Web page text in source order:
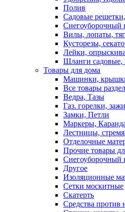
Полив
Садовые
Снегоуборочный
Вилы, лопаты,
Кусторезы,
Лейки,
Шланги садовые,
Товары для дома
Машинки,
Все товары
Ведра, Тазы
Газ. горелки,
Замки, Петли
Маркеры,
Лестницы,
Отделочные
Прочие товары
Снегоуборочный
Другое
Изоляционные
Сетки москитные
Скатерть
Средства против